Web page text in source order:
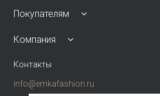
Покупателям
Компания
Контакты
info@emkafashion.ru